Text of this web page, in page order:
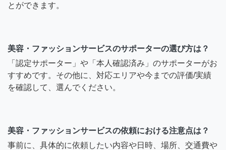
とができます。
美容・ファッションサービスのサポーターの選び方は？
「認定サポーター」や「本人確認済み」のサポーターがお
すすめです。その他に、対応エリアや今までの評価/実績
を確認して、選んでください。
美容・ファッションサービスの依頼における注意点は？
事前に、具体的に依頼したい内容や日時、場所、交通費や